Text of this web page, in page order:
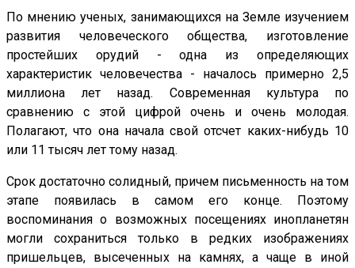
По мнению ученых, занимающихся на Земле изучением
развития человеческого общества, изготовление
простейших орудий - одна из определяющих
характеристик человечества - началось примерно 2,5
миллиона лет назад. Современная культура по
сравнению с этой цифрой очень и очень молодая.
Полагают, что она начала свой отсчет каких-нибудь 10
или 11 тысяч лет тому назад.
Срок достаточно солидный, причем письменность на том
этапе появилась в самом его конце. Поэтому
воспоминания о возможных посещениях инопланетян
могли сохраниться только в редких изображениях
пришельцев, высеченных на камнях, а чаще в иной